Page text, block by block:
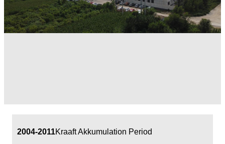
2004-2011Kraaft Akkumulation Period